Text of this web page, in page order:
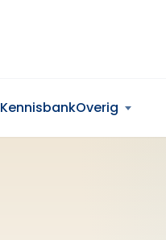
KennisbankOverig